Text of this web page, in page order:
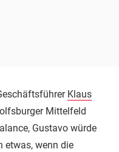
Klaus
Mittelfeld
Gustavo würde
etwas, wenn die